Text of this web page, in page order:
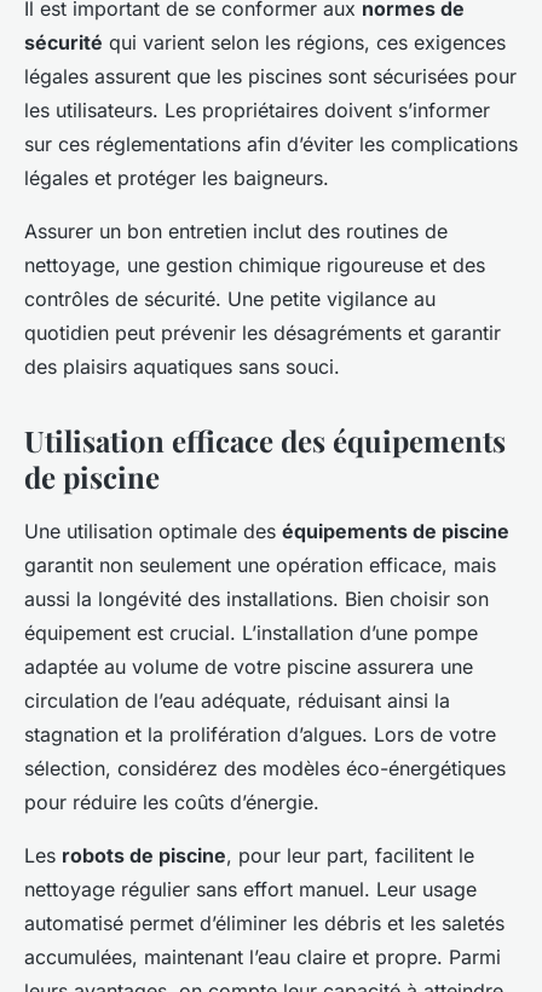
Il est important de se conformer aux normes de
sécurité qui varient selon les régions, ces exigences
légales assurent que les piscines sont sécurisées pour
les utilisateurs. Les propriétaires doivent s’informer
sur ces réglementations afin d’éviter les complications
légales et protéger les baigneurs.
Assurer un bon entretien inclut des routines de
nettoyage, une gestion chimique rigoureuse et des
contrôles de sécurité. Une petite vigilance au
quotidien peut prévenir les désagréments et garantir
des plaisirs aquatiques sans souci.
Utilisation efficace des équipements
de piscine
Une utilisation optimale des équipements de piscine
garantit non seulement une opération efficace, mais
aussi la longévité des installations. Bien choisir son
équipement est crucial. L’installation d’une pompe
adaptée au volume de votre piscine assurera une
circulation de l’eau adéquate, réduisant ainsi la
stagnation et la prolifération d’algues. Lors de votre
sélection, considérez des modèles éco-énergétiques
pour réduire les coûts d’énergie.
Les robots de piscine, pour leur part, facilitent le
nettoyage régulier sans effort manuel. Leur usage
automatisé permet d’éliminer les débris et les saletés
accumulées, maintenant l’eau claire et propre. Parmi